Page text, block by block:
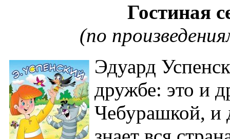
Гостиная
(по
Эдуард
дружбе: это и
Чебурашкой, и